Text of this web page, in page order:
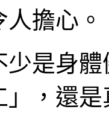
擔心。
少是身
，還